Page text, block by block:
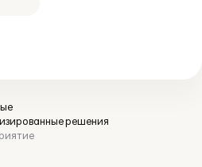
решения